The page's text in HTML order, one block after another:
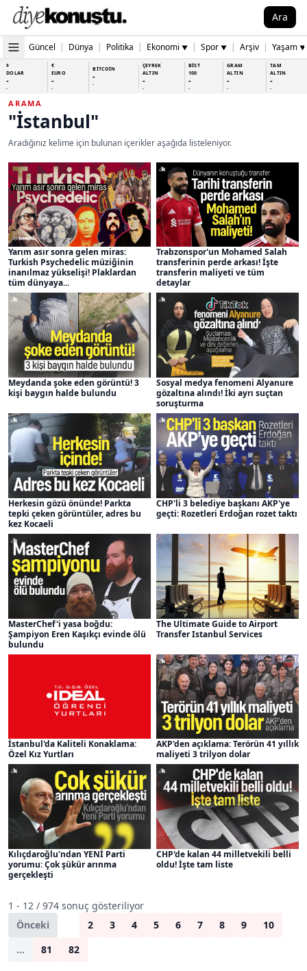
Ara
Güncel | Dünya | Politika | Ekonomi ▼ | Spor ▼ | Arşiv | Yaşam ▼
$
DOLAR
-
-
€
EURO
-
-
BİTCOİN
-
-
ÇEYREK
ALTIN
-
-
BİST
100
-
-
GRAM
ALTIN
-
-
TAM
ALTIN
-
-
ARAMA
"İstanbul"
Aradığınız kelime için bulunan içerikler aşağıda listeleniyor.
Yarım asır sonra gelen miras:
Turkish Psychedelic müziğinin
inanılmaz yükselişi! Plaklardan
tüm dünyaya...
Trabzonspor'un Mohamed Salah
transferinin perde arkası! İşte
transferin maliyeti ve tüm
detaylar
Meydanda şoke eden görüntü! 3
kişi baygın halde bulundu
Sosyal medya fenomeni Alyanure
gözaltına alındı! İki ayrı suçtan
soruşturma
Herkesin gözü önünde! Parkta
tepki çeken görüntüler, adres bu
kez Kocaeli
CHP'li 3 belediye başkanı AKP'ye
geçti: Rozetleri Erdoğan rozet taktı
MasterChef'i yasa boğdu:
Şampiyon Eren Kaşıkçı evinde ölü
bulundu
The Ultimate Guide to Airport
Transfer Istanbul Services
İstanbul'da Kaliteli Konaklama:
Özel Kız Yurtları
AKP'den açıklama: Terörün 41 yıllık
maliyeti 3 trilyon dolar
Kılıçdaroğlu'ndan YENİ Parti
yorumu: Çok şükür arınma
gerçekleşti
CHP'de kalan 44 milletvekili belli
oldu! İşte tam liste
1 - 12 / 974 sonuç gösteriliyor
Önceki
2 3 4 5 6 7 8 9
10
...
81 82